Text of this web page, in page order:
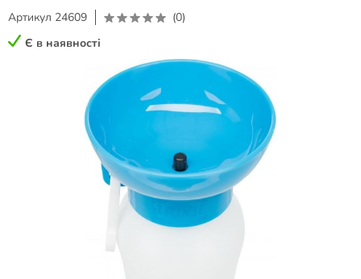
Артикул 24609
(0)
Є в наявності